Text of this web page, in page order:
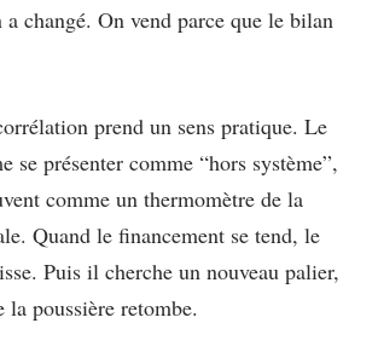
changé. On vend parce que le bilan
prend un sens pratique. Le
se présenter comme “hors système”,
comme un thermomètre de la
Quand le financement se tend, le
Puis il cherche un nouveau palier,
la poussière retombe.